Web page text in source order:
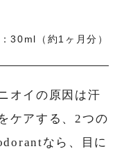
30ml（約1ヶ月分）
オイの原因は汗
ケアする、2つの
なら、目に